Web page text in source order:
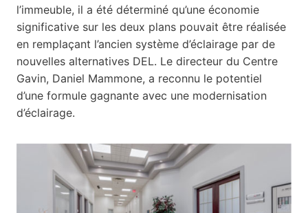
l’immeuble, il a été déterminé qu’une économie
significative sur les deux plans pouvait être réalisée
en remplaçant l’ancien système d’éclairage par de
nouvelles alternatives DEL. Le directeur du Centre
Gavin, Daniel Mammone, a reconnu le potentiel
d’une formule gagnante avec une modernisation
d’éclairage.